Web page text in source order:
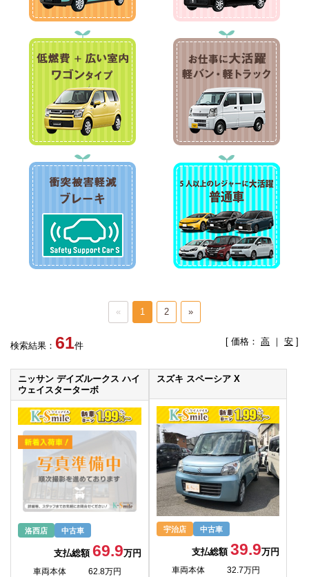
« 1 2 »
検索結果： 61件 [ 価格： 高 ｜ 安 ]
ニッサン デイズルークス ハイ
ウェイスターターボ
洛西店 中古車
支払総額 69.9万円
車両本体
62.8万円
スズキ スペーシア X
宇治店 中古車
支払総額39.9万円
車両本体
32.7万円